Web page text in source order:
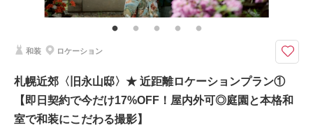
ンタル・クリーニング
『CLESTA(A6サイズ)』プレゼント中！札幌市の中心部に位置する大通公
園。交差点やテレビ塔を背景にしたり撮影方法は自由自在！
☆〉
✔︎追加料金なし！和洋のチョイス自由な衣装1着
✔︎撮影データ色味補正付き！
和装 ロケーション
札幌近郊〈旧永山邸〉★ 近距離ロケーションプラン①
【即日契約で今だけ17%OFF！屋内外可◎庭園と本格和
室で和装にこだわる撮影】